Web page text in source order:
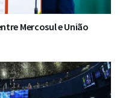
Mercosul e União